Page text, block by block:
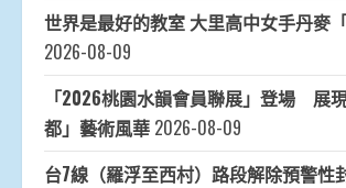
世界是最好的教室 大里高中女手丹麥
2026-08-09
「2026桃園水韻會員聯展」登場 展
都」藝術風華 2026-08-09
台7線（羅浮至西村）路段解除預警性